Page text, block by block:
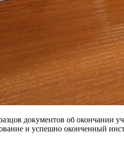
документов об окончании
и успешно оконченный